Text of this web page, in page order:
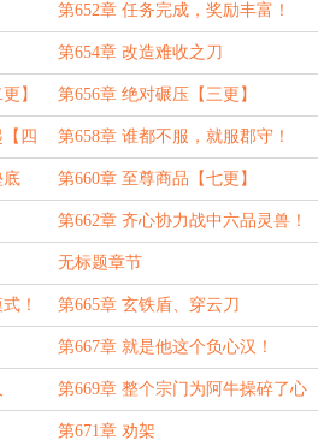
第652章 任务完成，奖励丰富！
第654章 改造难收之刀
】 第656章 绝对碾压【三更】
四 第658章 谁都不服，就服郡守！
【五更】
底 第660章 至尊商品【七更】
第662章 齐心协力战中六品灵兽！
【九更】
无标题章节
！ 第665章 玄铁盾、穿云刀
第667章 就是他这个负心汉！
第669章 整个宗门为阿牛操碎了心
第671章 劝架